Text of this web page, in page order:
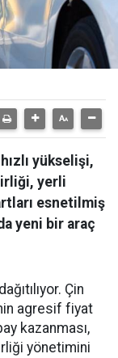
yükselişi,
yerli
esnetilmiş
yeni bir araç
Çin
agresif fiyat
kazanması,
yönetimini